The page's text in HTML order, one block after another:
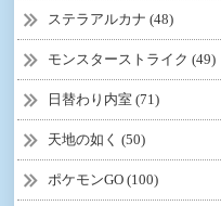
ステラアルカナ (48)
モンスターストライク (49)
日替わり内室 (71)
天地の如く (50)
ポケモンGO (100)